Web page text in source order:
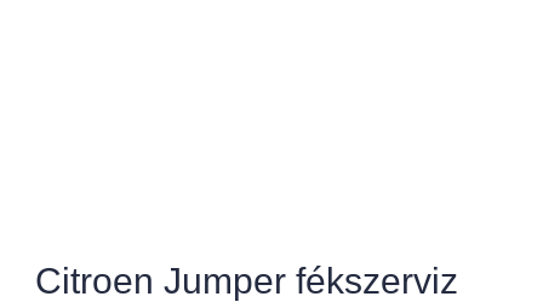
Citroen Jumper fékszerviz